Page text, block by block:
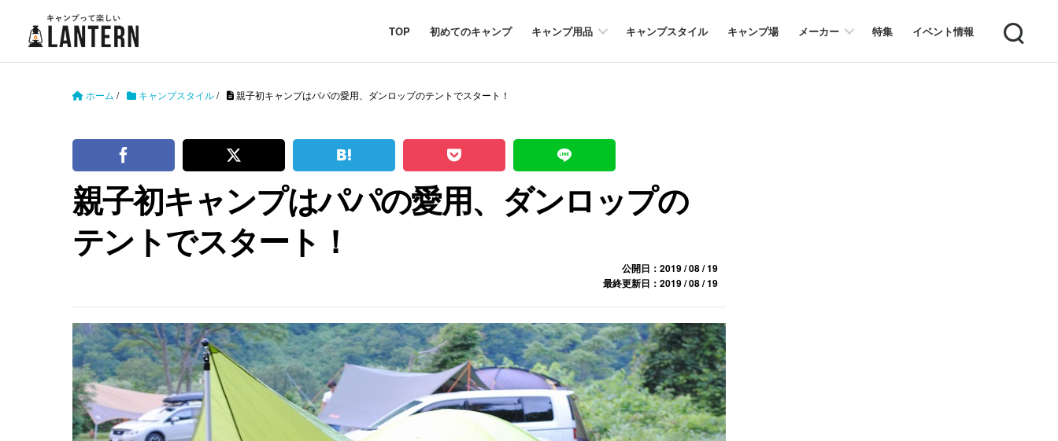
TOP 初めてのキャンプ キャンプ用品 キャンプスタイル キャンプ場 メーカー 特集 イベント情報 Search
ホーム / キャンプスタイル/ 親子初キャンプはパパの愛用、ダンロップのテントでスタート！
親子初キャンプはパパの愛用、ダンロップの
テントでスタート！
公開日：2019 / 08 / 19
最終更新日：2019 / 08 / 19